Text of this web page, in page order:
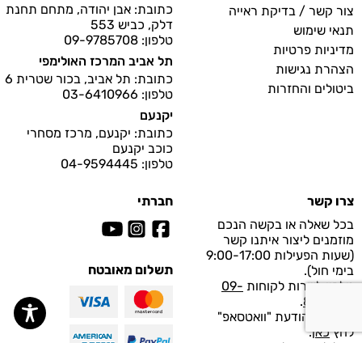
צור קשר / בדיקת ראייה
תנאי שימוש
מדיניות פרטיות
הצהרת נגישות
ביטולים והחזרות
כתובת: אבן יהודה, מתחם תחנת
דלק, כביש 553
טלפון: 09-9785708
תל אביב המרכז האולימפי
כתובת: תל אביב, בכור שטרית 6
טלפון: 03-6410966
יקנעם
כתובת: יקנעם, מרכז מסחרי
כוכב יקנעם
טלפון: 04-9594445
צרו קשר
בכל שאלה או בקשה הנכם
מוזמנים ליצור איתנו קשר
(שעות הפעילות 9:00-17:00
בימי חול).
טלפון לשרות לקוחות 09-
8997929
.
לפנייה בהודעת "וואטסאפ"
לחץכאן.
חברתי
תשלום מאובטח